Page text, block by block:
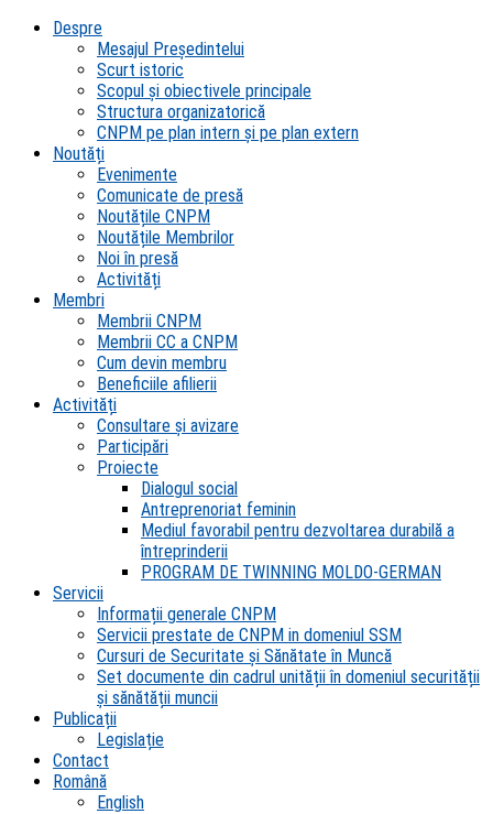
Despre
Mesajul Președintelui
Scurt istoric
Scopul şi obiectivele principale
Structura organizatorică
CNPM pe plan intern şi pe plan extern
Noutăți
Evenimente
Comunicate de presă
Noutățile CNPM
Noutățile Membrilor
Noi în presă
Activități
Membri
Membrii CNPM
Membrii CC a CNPM
Cum devin membru
Beneficiile afilierii
Activități
Consultare și avizare
Participări
Proiecte
Dialogul social
Antreprenoriat feminin
Mediul favorabil pentru dezvoltarea durabilă a
întreprinderii
PROGRAM DE TWINNING MOLDO-GERMAN
Servicii
Informații generale CNPM
Servicii prestate de CNPM in domeniul SSM
Cursuri de Securitate și Sănătate în Muncă
Set documente din cadrul unității în domeniul securității
și sănătății muncii
Publicații
Legislație
Contact
Română
English